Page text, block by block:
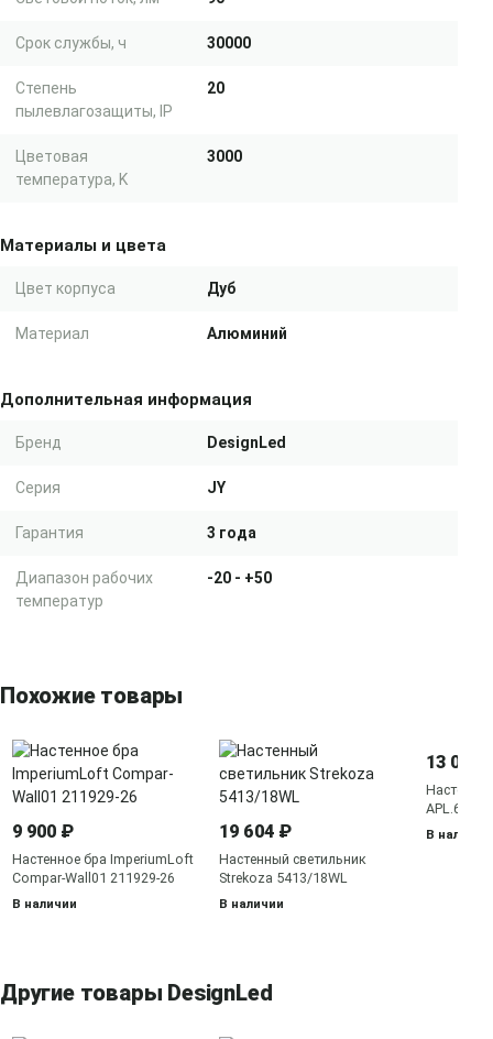
Срок службы, ч 30000
Степень
пылевлагозащиты, IP
20
Цветовая
температура, K
3000
Материалы и цвета
Цвет корпуса Дуб
Материал Алюминий
Дополнительная информация
Бренд DesignLed
Серия JY
Гарантия 3 года
Диапазон рабочих
температур
-20 - +50
Похожие товары
9 900 ₽
Настенное бра ImperiumLoft
Compar-Wall01 211929-26
В наличии
19 604 ₽
Настенный светильник
Strekoza 5413/18WL
В наличии
13 050
В наличии
Другие товары DesignLed